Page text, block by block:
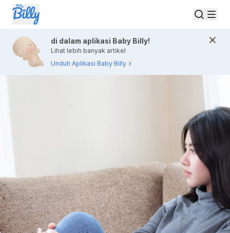
di dalam aplikasi Baby Billy!
Lihat lebih banyak artikel
Unduh Aplikasi Baby Billy